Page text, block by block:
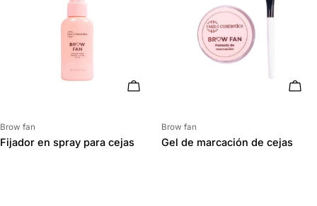
AÑADIR AL CARRITO
Proveedor:
Brow fan
Fijador en spray para cejas
Proveedor:
Brow fan
Gel de marcación de cejas